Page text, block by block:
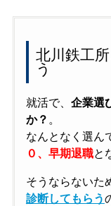
北川鉄工
う
就活で、 企業選
か？ 。
なんとなく選ん
０、早期退職と
そうならないた
診断してもらう